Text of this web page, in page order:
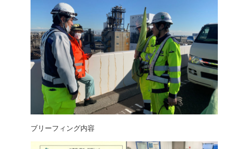
ブリーフィング内容